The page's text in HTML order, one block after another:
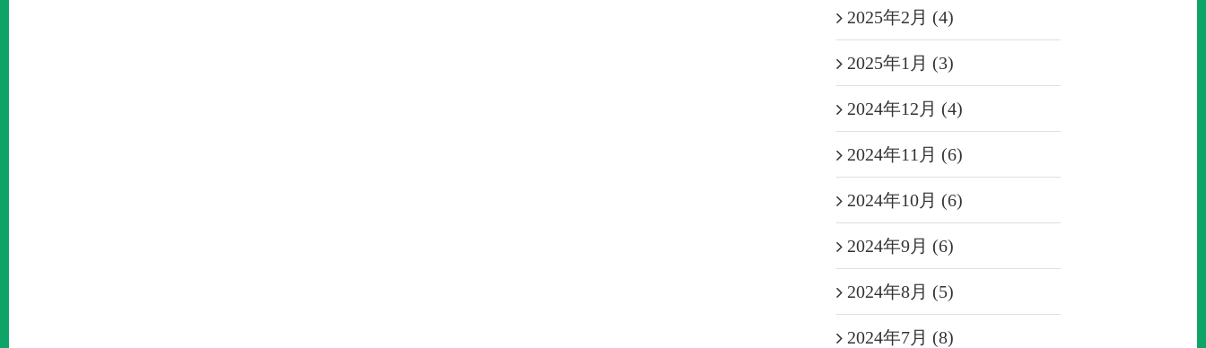
2025年2月 (4)
2025年1月 (3)
2024年12月 (4)
2024年11月 (6)
2024年10月 (6)
2024年9月 (6)
2024年8月 (5)
2024年7月 (8)